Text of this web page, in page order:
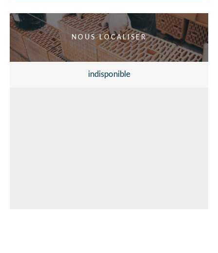
NOUS LOCALISER
indisponible